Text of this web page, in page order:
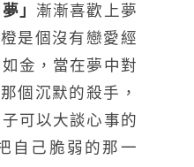
」 漸漸喜歡上夢
是個沒有戀愛經
金，當在夢中對
個沉默的殺手，
可以大談心事的
自己脆弱的那一